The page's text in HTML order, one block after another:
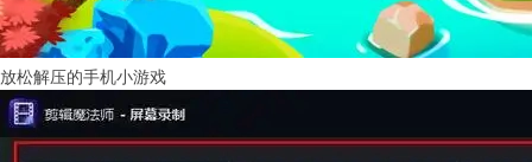
放松解压的手机小游戏